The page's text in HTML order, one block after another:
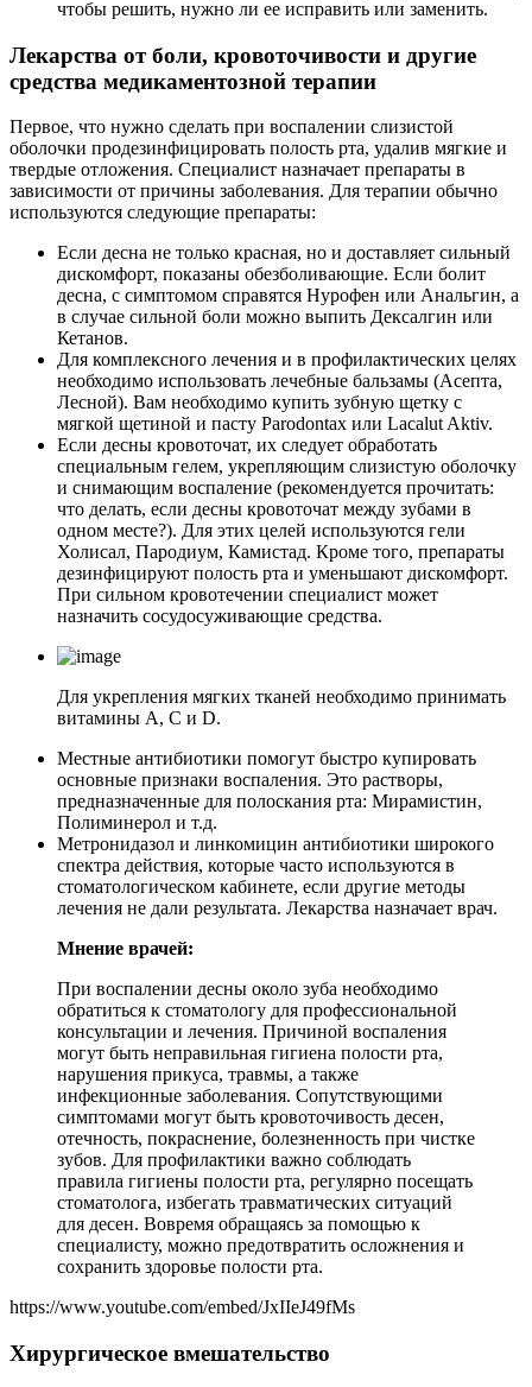
чтобы решить, нужно ли ее исправить или заменить.
Лекарства от боли, кровоточивости и другие
средства медикаментозной терапии
Первое, что нужно сделать при воспалении слизистой
оболочки продезинфицировать полость рта, удалив мягкие и
твердые отложения. Специалист назначает препараты в
зависимости от причины заболевания. Для терапии обычно
используются следующие препараты:
Если десна не только красная, но и доставляет сильный
дискомфорт, показаны обезболивающие. Если болит
десна, с симптомом справятся Нурофен или Анальгин, а
в случае сильной боли можно выпить Дексалгин или
Кетанов.
Для комплексного лечения и в профилактических целях
необходимо использовать лечебные бальзамы (Асепта,
Лесной). Вам необходимо купить зубную щетку с
мягкой щетиной и пасту Parodontax или Lacalut Aktiv.
Если десны кровоточат, их следует обработать
специальным гелем, укрепляющим слизистую оболочку
и снимающим воспаление (рекомендуется прочитать:
что делать, если десны кровоточат между зубами в
одном месте?). Для этих целей используются гели
Холисал, Пародиум, Камистад. Кроме того, препараты
дезинфицируют полость рта и уменьшают дискомфорт.
При сильном кровотечении специалист может
назначить сосудосуживающие средства.
Для укрепления мягких тканей необходимо принимать
витамины А, С и D.
Местные антибиотики помогут быстро купировать
основные признаки воспаления. Это растворы,
предназначенные для полоскания рта: Мирамистин,
Полиминерол и т.д.
Метронидазол и линкомицин антибиотики широкого
спектра действия, которые часто используются в
стоматологическом кабинете, если другие методы
лечения не дали результата. Лекарства назначает врач.
Мнение врачей:
При воспалении десны около зуба необходимо
обратиться к стоматологу для профессиональной
консультации и лечения. Причиной воспаления
могут быть неправильная гигиена полости рта,
нарушения прикуса, травмы, а также
инфекционные заболевания. Сопутствующими
симптомами могут быть кровоточивость десен,
отечность, покраснение, болезненность при чистке
зубов. Для профилактики важно соблюдать
правила гигиены полости рта, регулярно посещать
стоматолога, избегать травматических ситуаций
для десен. Вовремя обращаясь за помощью к
специалисту, можно предотвратить осложнения и
сохранить здоровье полости рта.
https://www.youtube.com/embed/JxIIeJ49fMs
Хирургическое вмешательство